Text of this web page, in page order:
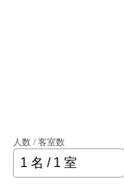
人数 / 客室数